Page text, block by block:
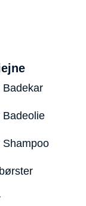
Badekar
Badeolie
Shampoo